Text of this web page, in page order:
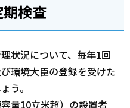
検査
状況について、毎年1回
環境大臣の登録を受けた
う。
量10立米超）の設置者